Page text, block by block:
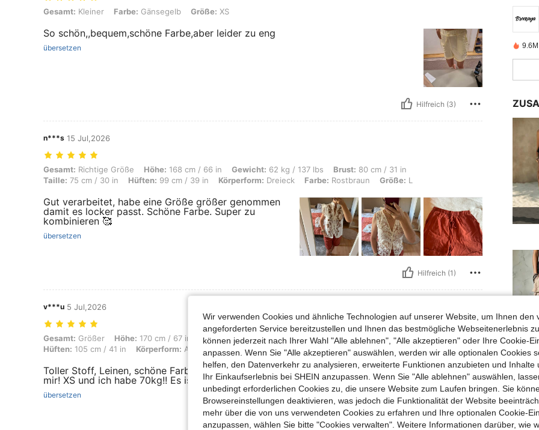
Gesamt: Kleiner, Farbe: Gänsegelb, Größe: XS
Gesamt: Kleiner Farbe: Gänsegelb Größe: XS
So schön,,bequem,schöne Farbe,aber leider zu eng
übersetzen
Hilfreich (3)
n***s 15 Jul,2026
Gesamt: Richtige Größe, Höhe: 168 cm / 66 in, Gewicht: 62 kg / 137 lbs, Brust: 80 cm / 31 in, Taille: 75 cm / 30 in, Hüften: 99 cm / 39 in, Körperform:
Gesamt: Richtige Größe Höhe: 168 cm / 66 in Gewicht: 62 kg / 137 lbs Brust: 80 cm / 31 in
Taille: 75 cm / 30 in Hüften: 99 cm / 39 in Körperform: Dreieck Farbe: Rostbraun Größe: L
Gut verarbeitet, habe eine Größe größer genommen
damit es locker passt. Schöne Farbe. Super zu
kombinieren 🥰
übersetzen
Hilfreich (1)
v***u 5 Jul,2026
Gesamt: Größer, Höhe: 170 cm / 67 in, Gewicht: 70 kg / 154 lbs, Brust: 100 cm / 39 in, Taille: 90 cm / 35 in, Hüften: 105 cm / 41 in, Körperform: Apfel,
Gesamt: Größer Höhe: 170 cm / 67 in Gewicht:70 kg / 154 lbs Brust:100 cm / 39 in Taille:90 cm / 35 in
Hüften: 105 cm / 41 in Körperform: Apfel Weiss Größe: XS
Toller Stoff, Leinen, schöne Farbe. Ich habe für meine Tochter bestellt und es passt
mir! XS und ich habe 70kg!! Es ist einfach zu hoch geschnitten " High Waist "
übersetzen
Das
auch
Wir verwenden Cookies und ähnliche Technologien auf unserer Website, um Ihnen den
angeforderten Service bereitzustellen und Ihnen das bestmögliche Webseitenerlebnis
können jederzeit nach Ihrer Wahl "Alle ablehnen", "Alle akzeptieren" oder Ihre Cookie-
anpassen. Wenn Sie "Alle akzeptieren" auswählen, werden wir alle optionalen Cookies
helfen, den Datenverkehr zu analysieren, erweiterte Funktionen anzubieten und Inhalte
Ihr Einkaufserlebnis bei SHEIN anzupassen. Wenn Sie "Alle ablehnen" auswählen,
unbedingt erforderlichen Cookies zu, die unsere Website zum Laufen bringen. Sie
Browsereinstellungen deaktivieren, was jedoch die Funktionalität der Website
mehr über die von uns verwendeten Cookies zu erfahren und Ihre optionalen Cookie-
anzupassen, wählen Sie bitte "Cookies verwalten". Weitere Informationen darüber, wie